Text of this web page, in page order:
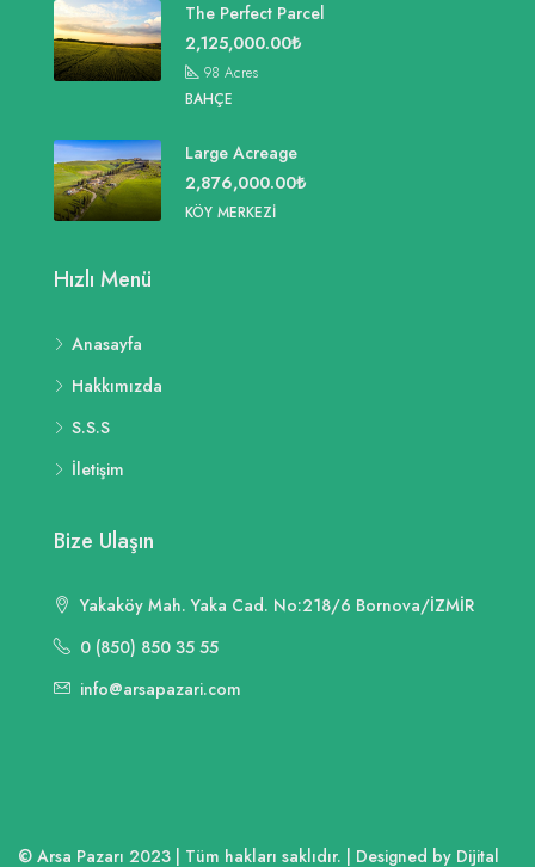
The Perfect Parcel
2,125,000.00₺
98 Acres
BAHÇE
Large Acreage
2,876,000.00₺
KÖY MERKEZI
Hızlı Menü
Anasayfa
Hakkımızda
S.S.S
İletişim
Bize Ulaşın
Yakaköy Mah. Yaka Cad. No:218/6 Bornova/İZMİR
0 (850) 850 35 55
info@arsapazari.com
© Arsa Pazarı 2023 | Tüm hakları saklıdır. | Designed by Dijital